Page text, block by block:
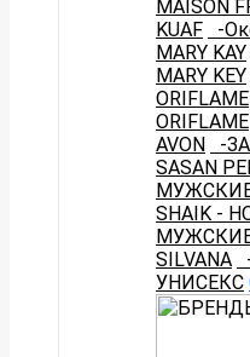
MAISON
KUAF
-
MARY KAY
MARY KEY
ORIFLAME
ORIFLAME
AVON
-
SASAN
SHAIK -
SILVANA
УНИСЕКС